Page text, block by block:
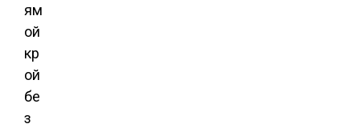
ям
ой
кр
ой
бе
з